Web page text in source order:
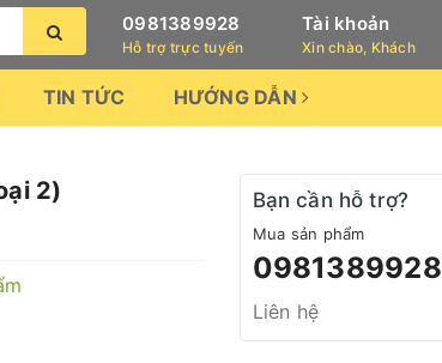
0981389928
Hỗ trợ trực tuyến
Tài khoản
Xin chào, Khách
TIN TỨC HƯỚNG DẪN
2) Bạn cần hỗ trợ?
Mua sản phẩm
0981389928
Liên hệ